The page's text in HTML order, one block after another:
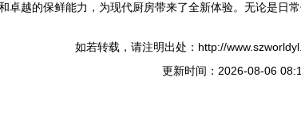
卓越的保鲜能力，为现代厨房带来了全新体验。无论是日
如若转载，请注明出处：http://
更新时间：2026-08-06